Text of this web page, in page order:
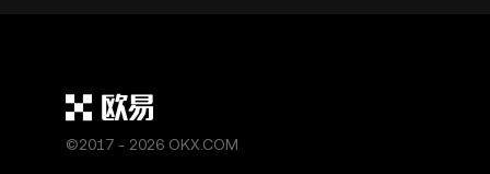
©2017 - 2026 OKX.COM